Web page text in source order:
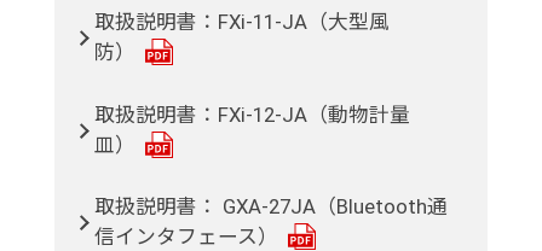
取扱説明書：FXi-11-JA（大型風
防）
取扱説明書：FXi-12-JA（動物計量
皿）
取扱説明書： GXA-27JA（Bluetooth通
信インタフェース）